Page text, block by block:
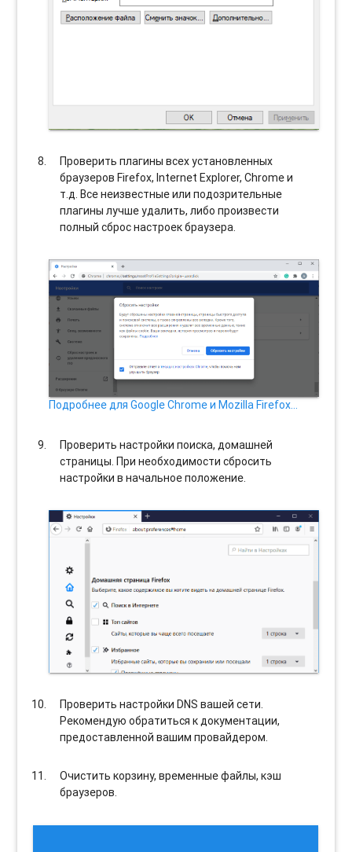
Проверить плагины всех установленных
браузеров Firefox, Internet Explorer, Chrome и
т.д. Все неизвестные или подозрительные
плагины лучше удалить, либо произвести
полный сброс настроек браузера.
Подробнее для Google Chrome и Mozilla Firefox…
Проверить настройки поиска, домашней
страницы. При необходимости сбросить
настройки в начальное положение.
Проверить настройки DNS вашей сети.
Рекомендую обратиться к документации,
предоставленной вашим провайдером.
Очистить корзину, временные файлы, кэш
браузеров.